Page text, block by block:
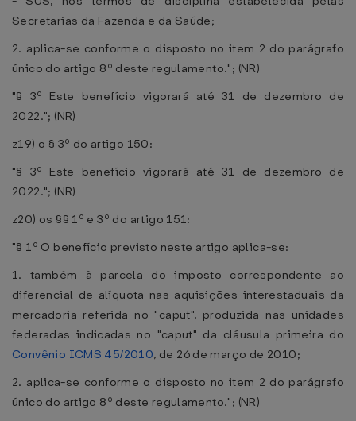
Secretarias da Fazenda e da Saúde;
2. aplica-se conforme o disposto no item 2 do parágrafo
único do artigo 8º deste regulamento."; (NR)
"§ 3º Este benefício vigorará até 31 de dezembro de
2022."; (NR)
z19) o § 3º do artigo 150:
"§ 3º Este benefício vigorará até 31 de dezembro de
2022."; (NR)
z20) os §§ 1º e 3º do artigo 151:
"§ 1º O benefício previsto neste artigo aplica-se:
1. também à parcela do imposto correspondente ao
diferencial de alíquota nas aquisições interestaduais da
mercadoria referida no "caput", produzida nas unidades
federadas indicadas no "caput" da cláusula primeira do
Convênio ICMS 45/2010, de 26 de março de 2010;
2. aplica-se conforme o disposto no item 2 do parágrafo
único do artigo 8º deste regulamento."; (NR)